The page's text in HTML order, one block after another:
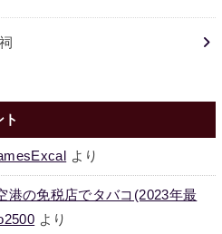
より
港の免税店でタバコ(2023年最
より